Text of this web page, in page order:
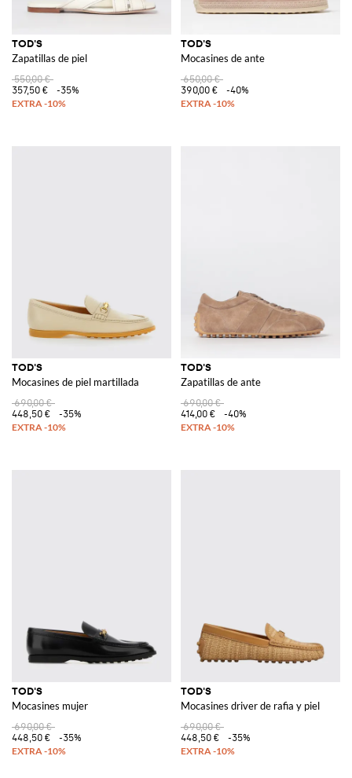
TOD'S
Zapatillas de piel
550,00 €
357,50 €
-35%
TOD'S
Mocasines de ante
650,00 €
390,00 €
-40%
TOD'S
Mocasines de piel martillada
690,00 €
448,50 €
-35%
TOD'S
Zapatillas de ante
690,00 €
414,00 €
-40%
TOD'S
Mocasines mujer
690,00 €
448,50 €
-35%
TOD'S
Mocasines driver de rafia y piel
690,00 €
448,50 €
-35%